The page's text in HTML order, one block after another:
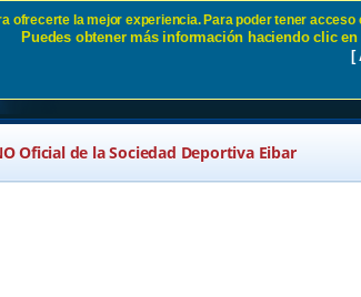
A - Temporada
Oficial de la Sociedad Deportiva Eibar
ofrecerte la mejor experiencia. Para poder tener
Puedes obtener más información haciendo clic
[